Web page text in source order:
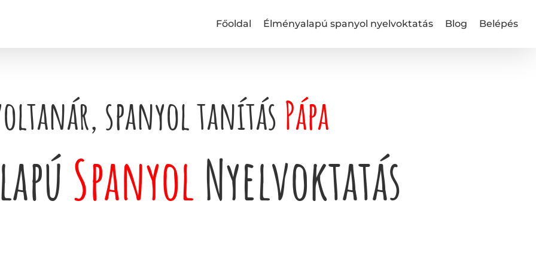
Főoldal Élményalapú spanyol nyelvoktatás Blog Belépés
spanyol tanítás Pápa
SpanyolNyelvoktatás